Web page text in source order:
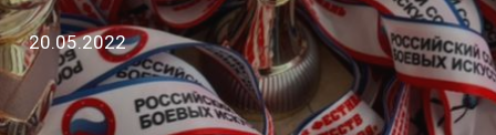
20.05.2022